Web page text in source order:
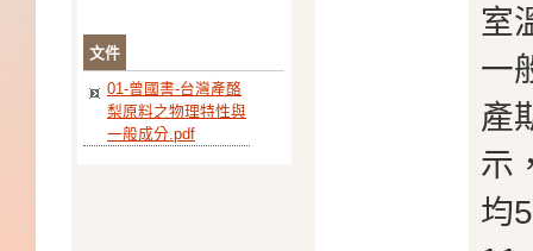
文件
01-曾國書-台灣產酪
梨原料之物理特性與
一般成分.pdf
室
一
產
示
均